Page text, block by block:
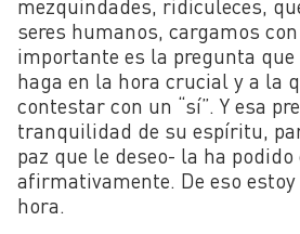
mezquindades, ridiculeces,
seres humanos, cargamos
importante es la pregunta
haga en la hora crucial y a la
contestar con un “sí”. Y esa
tranquilidad de su espíritu,
paz que le deseo- la ha
afirmativamente. De eso
hora.